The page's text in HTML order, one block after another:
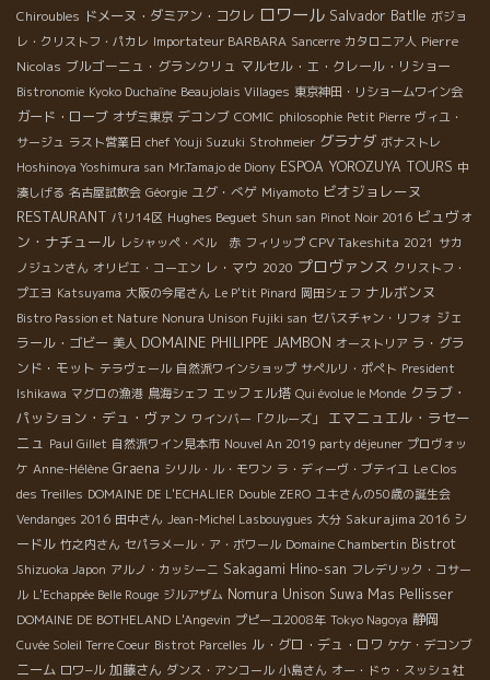
Chiroubles ドメーヌ・ダミアン・コクレ ロワール Salvador Batlle ボジョ
レ・クリストフ・パカレ Importateur BARBARA Sancerre カタロニア人 Pierre
Nicolas ブルゴーニュ・グランクリュ マルセル・エ・クレール・リショー
Bistronomie Kyoko Duchaîne Beaujolais Villages 東京神田・リショームワイン会
ガード・ローブ オザミ東京 デコンブ COMIC philosophie Petit Pierre ヴィユ・
サージュ ラスト営業日 chef Youji Suzuki Strohmeier グラナダ ボナストレ
Hoshinoya Yoshimura san Mr.Tamajo de Diony ESPOA YOROZUYA TOURS 中
湊しげる 名古屋試飲会 Géorgie ユグ・べゲ Miyamoto ビオジョレーヌ
RESTAURANT パリ14区 Hughes Beguet Shun san Pinot Noir 2016 ビュヴォ
ン・ナチュール レシャッペ・ベル 赤 フィリップ CPV Takeshita 2021 サカ
ノジュンさん オリビエ・コーエン レ・マウ 2020 プロヴァンス クリストフ・
プエヨ Katsuyama 大阪の今尾さん Le P'tit Pinard 岡田シェフ ナルボンヌ
Bistro Passion et Nature Nonura Unison Fujiki san セバスチャン・リフォ ジェ
ラール・ゴビー 美人 DOMAINE PHILIPPE JAMBON オーストリア ラ・グラ
ンド・モット テラヴェール 自然派ワインショップ サぺルリ・ポぺト President
Ishikawa マグロの漁港 鳥海シェフ エッフェル塔 Qui évolue le Monde クラブ・
パッション・デュ・ヴァン ワインバー「クルーズ」
エマニュエル・ラセー
ニュ Paul Gillet 自然派ワイン見本市 Nouvel An 2019 party déjeuner プロヴォッ
ケ Anne-Hélène Graena シリル・ル・モワン ラ・ディーヴ・ブテイユ Le Clos
des Treilles DOMAINE DE L'ECHALIER Double ZERO ユキさんの50歳の誕生会
Vendanges 2016 田中さん Jean-Michel Lasbouygues 大分 Sakurajima 2016 シ
ードル 竹之内さん セパラメール・ア・ボワール Domaine Chambertin Bistrot
Shizuoka Japon アルノ・カッシーニ Sakagami Hino-san フレデリック・コサー
ル L'Echappée Belle Rouge ジルアザム Nomura Unison Suwa Mas Pellisser
DOMAINE DE BOTHELAND L'Angevin プピーユ2008年 Tokyo Nagoya 静岡
Cuvée Soleil Terre Coeur Bistrot Parcelles ル・グロ・デュ・ロワ ケケ・デコンブ
ニーム ロワ−ル 加藤さん ダンス・アンコール 小島さん オー・ドゥ・スッシュ社